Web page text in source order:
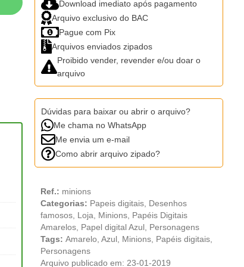
Download imediato após pagamento
Arquivo exclusivo do BAC
Pague com Pix
Arquivos enviados zipados
Proibido vender, revender e/ou doar o
arquivo
Dúvidas para baixar ou abrir o arquivo?
Me chama no WhatsApp
Me envia um e-mail
Como abrir arquivo zipado?
Ref.: minions
Categorias: Papeis digitais Desenhos
famosos Loja Minions Papéis Digitais
Amarelos Papel digital Azul Personagens
Tags:Amarelo ,Azul Minions Papéis digitais
Personagens
Arquivo publicado em: 23-01-2019